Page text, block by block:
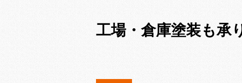
工場・倉庫塗装も承